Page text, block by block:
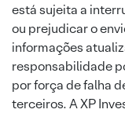
está sujeita a
ou prejudicar o
informações
responsabilidade
por força de falha
terceiros. A XP